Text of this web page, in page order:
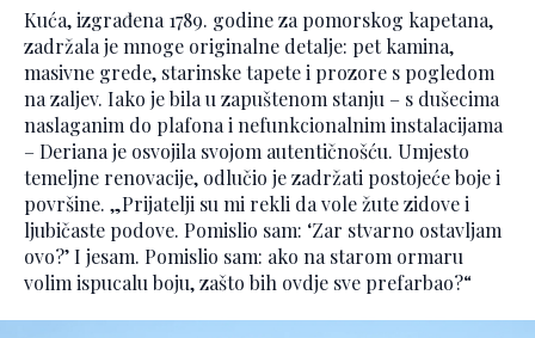
Kuća, izgrađena 1789. godine za pomorskog kapetana,
zadržala je mnoge originalne detalje: pet kamina,
masivne grede, starinske tapete i prozore s pogledom
na zaljev. Iako je bila u zapuštenom stanju – s dušecima
naslaganim do plafona i nefunkcionalnim instalacijama
– Deriana je osvojila svojom autentičnošću. Umjesto
temeljne renovacije, odlučio je zadržati postojeće boje i
površine. „Prijatelji su mi rekli da vole žute zidove i
ljubičaste podove. Pomislio sam: ‘Zar stvarno ostavljam
ovo?’ I jesam. Pomislio sam: ako na starom ormaru
volim ispucalu boju, zašto bih ovdje sve prefarbao?“